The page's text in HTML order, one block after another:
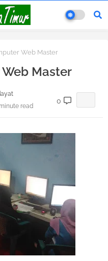
Web Master
Master
read
0